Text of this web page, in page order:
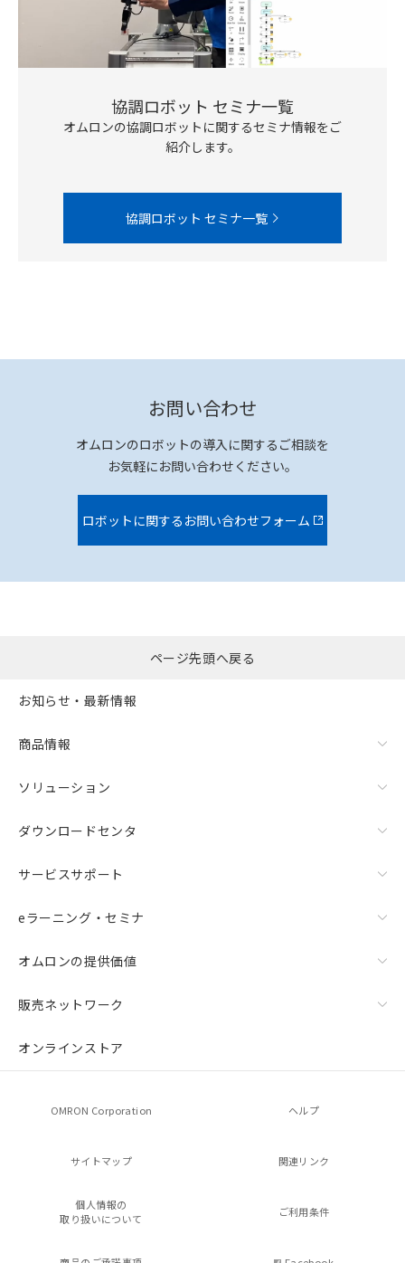
協調ロボット セミナ一覧
オムロンの協調ロボットに関するセミナ情報をご
紹介します。
協調ロボット セミナ一覧
お問い合わせ
オムロンのロボットの導入に関するご相談を
お気軽にお問い合わせください。
ロボットに関するお問い合わせフォーム
ページ先頭へ戻る
お知らせ・最新情報
商品情報
ソリューション
ダウンロードセンタ
サービスサポート
eラーニング・セミナ
オムロンの提供価値
販売ネットワーク
オンラインストア
OMRON Corporation ヘルプ
サイトマップ 関連リンク
個人情報の
取り扱いについて
ご利用条件